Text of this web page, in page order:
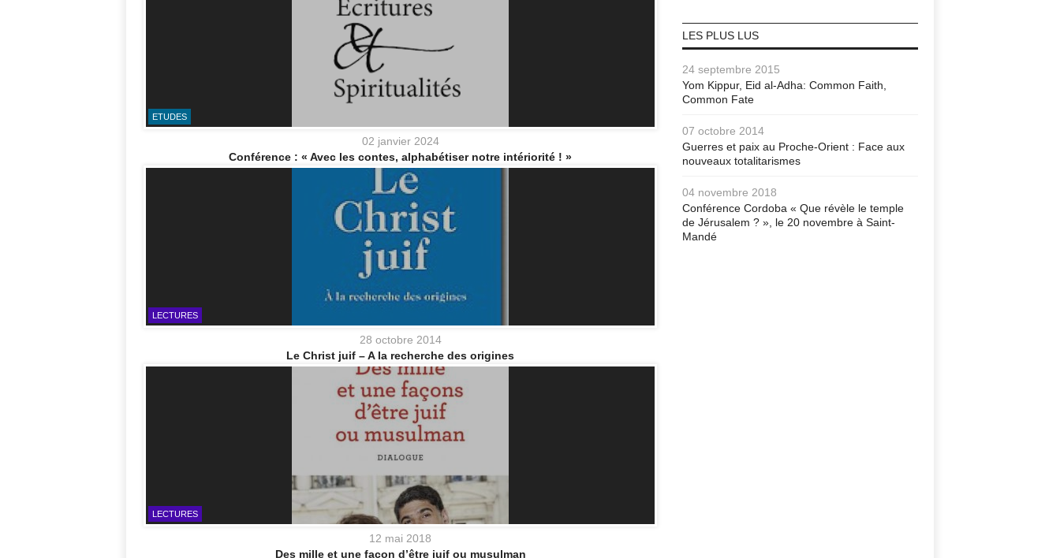
ETUDES
02 janvier 2024
Conférence : « Avec les contes, alphabétiser notre intériorité ! »
LECTURES
28 octobre 2014
Le Christ juif – A la recherche des origines
LECTURES
12 mai 2018
Des mille et une façon d’être juif ou musulman
LES PLUS LUS
24 septembre 2015
Yom Kippur, Eid al-Adha: Common Faith,
Common Fate
07 octobre 2014
Guerres et paix au Proche-Orient : Face aux
nouveaux totalitarismes
04 novembre 2018
Conférence Cordoba « Que révèle le temple
de Jérusalem ? », le 20 novembre à Saint-
Mandé